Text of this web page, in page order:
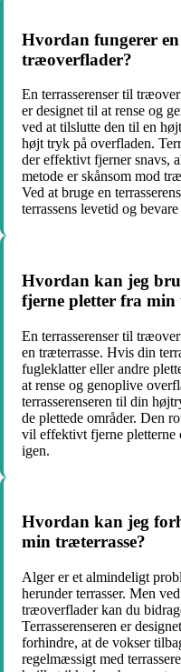
Hvordan fungerer en
træoverflader?
En terrasserenser til
er designet til at rense og
ved at tilslutte den til en
højt tryk på overfladen.
der effektivt fjerner snavs,
metode er skånsom mod
Ved at bruge en
terrassens levetid og
Hvordan kan jeg
fjerne pletter fra min
En terrasserenser til
en træterrasse. Hvis din
fugleklatter eller andre
at rense og genoplive
terrasserenseren til din
de plettede områder. Den
vil effektivt fjerne pletterne
igen.
Hvordan kan jeg
min træterrasse?
Alger er et almindeligt
herunder terrasser. Men
træoverflader kan du
Terrasserenseren er
forhindre, at de vokser
regelmæssigt med